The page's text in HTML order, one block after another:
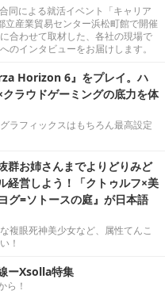
同による就活イベント「キャリア
立産業貿易センター浜松町館で開催
合わせて取材した、各社の現場で
のインタビューをお届けします。
Horizon 6』をプレイ。ハ
ラウドゲーミングの底力を体
ラフィックスはもちろん最高設定
群お姉さんまでよりどりみど
経営しよう！「クトゥルフ×美
グ=ソトースの庭』が日本語
複眼死神美少女など、属性てんこ
！
ーXsolla特集
ら！